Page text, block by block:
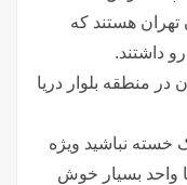
تهران هستند که
داشتند.
در منطقه بلوار دریا
خسته نباشید ویژه
واحد بسیار خوش